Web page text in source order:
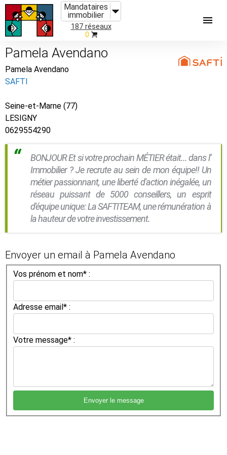
Mandataires
immobilier
187 réseaux
0
Pamela Avendano
Pamela Avendano
SAFTI
Seine-et-Marne (77)
LESIGNY
0629554290
BONJOUR Et si votre prochain MÉTIER était... dans l’
Immobilier ? Je recrute au sein de mon équipe!! Un
métier passionnant, une liberté d'action inégalée, un
réseau puissant de 5000 conseillers, un esprit
d'équipe unique: La SAFTITEAM, une rémunération à
la hauteur de votre investissement.
Envoyer un email à Pamela Avendano
Vos prénom et nom* :
Adresse email* :
Votre message* :